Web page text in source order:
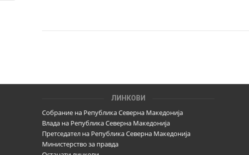
ЛИНКОВИ
Собрание на Република Северна Македонија
Влада на Република Северна Македонија
Претседател на Република Северна Македонија
Министерство за правда